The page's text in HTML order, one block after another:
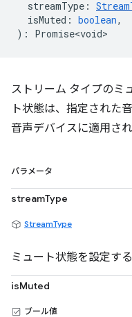
streamType :
isMuted : boolean,
) : Promise<void>
ストリーム タイプのミ
ト状態は、指定された
音声デバイスに適用され
パラメータ
streamType
StreamType
ミュート状態を設定す
isMuted
ブール値